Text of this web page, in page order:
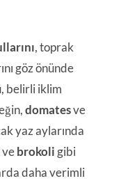
, toprak
göz önünde
belirli iklim
domatesve
yaz aylarında
vebrokoli gibi
daha verimli